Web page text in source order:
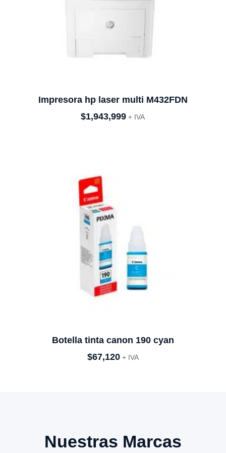
Impresora hp laser multi M432FDN
$1,943,999 + IVA
Botella tinta canon 190 cyan
$67,120 + IVA
Nuestras Marcas